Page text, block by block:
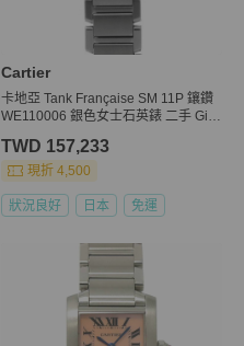
Cartier
卡地亞 Tank Française SM 11P 鑲鑽
WE110006 銀色女士石英錶 二手 Gin
TWD 157,233
現折 4,500
狀況良好 日本 免運